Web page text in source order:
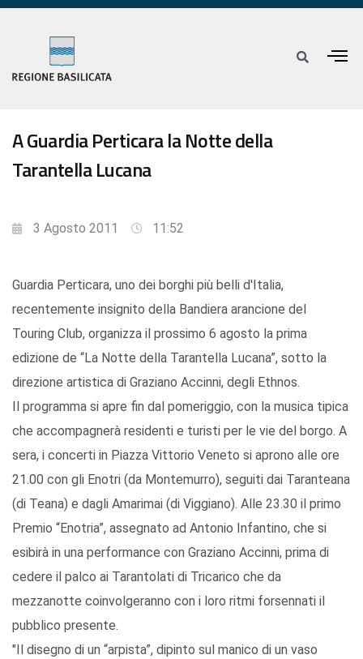
A Guardia Perticara la Notte della
Tarantella Lucana
3 Agosto 2011 11:52
Guardia Perticara, uno dei borghi più belli d'Italia,
recentemente insignito della Bandiera arancione del
Touring Club, organizza il prossimo 6 agosto la prima
edizione de “La Notte della Tarantella Lucana”, sotto la
direzione artistica di Graziano Accinni, degli Ethnos.
Il programma si apre fin dal pomeriggio, con la musica tipica
che accompagnerà residenti e turisti per le vie del borgo. A
sera, i concerti in Piazza Vittorio Veneto si aprono alle ore
21.00 con gli Enotri (da Montemurro), seguiti dai Taranteana
(di Teana) e dagli Amarimai (di Viggiano). Alle 23.30 il primo
Premio “Enotria”, assegnato ad Antonio Infantino, che si
esibirà in una performance con Graziano Accinni, prima di
cedere il palco ai Tarantolati di Tricarico che da
mezzanotte coinvolgeranno con i loro ritmi forsennati il
pubblico presente.
"Il disegno di un “arpista”, dipinto sul manico di un vaso